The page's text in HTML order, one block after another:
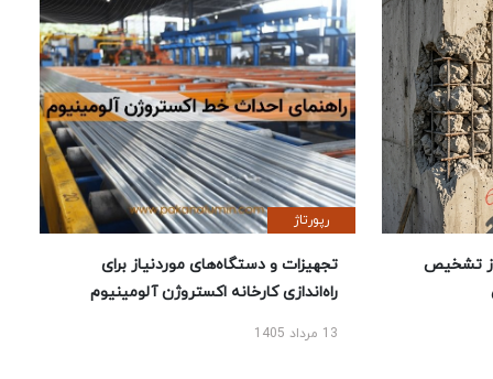
تشخیص
رپورتاژ
تجهیزات و دستگاه‌های موردنیاز برای
راه‌اندازی کارخانه اکستروژن آلومینیوم
13 مرداد 1405